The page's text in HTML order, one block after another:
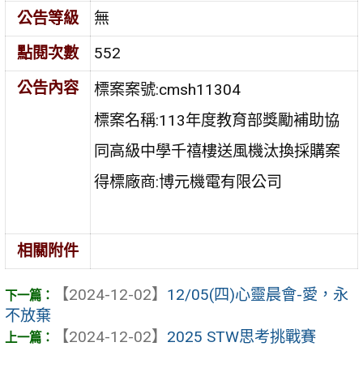
公告等級
無
點閱次數
552
公告內容
標案案號:cmsh11304
標案名稱:113年度教育部獎勵補助協
同高級中學千禧樓送風機汰換採購案
得標廠商:博元機電有限公司
相關附件
【2024-12-02】 12/05(四)心靈晨會-愛，永
不放棄
【2024-12-02】 2025 STW思考挑戰賽